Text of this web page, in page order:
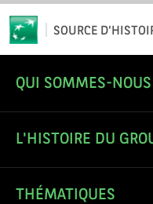
SOURCE
QUI SOMMES-
L'HISTOIRE DU
THÉMATIQUES
ACCUEIL/ HIGHLIGHTS/D’un
D’UN BOUT À
Email